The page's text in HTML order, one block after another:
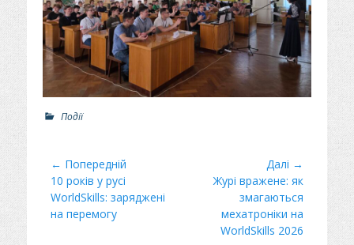
Р
Події
Навігація
записів
← Попередній
Минулий
пост
10 років у русі
WorldSkills: заряджені
на перемогу
Далі →
НаступнийЖурі вражене: як
змагаються
мехатроніки на
WorldSkills 2026